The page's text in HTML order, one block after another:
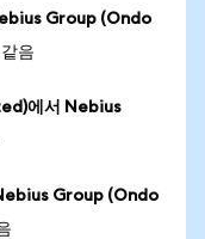
Group (Ondo
음
에서 Nebius
Group (Ondo